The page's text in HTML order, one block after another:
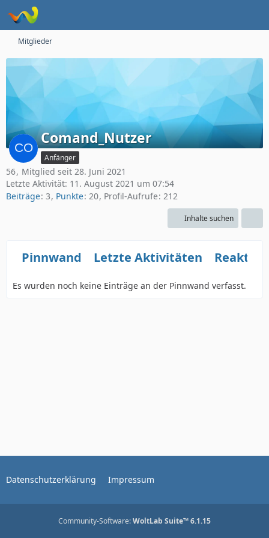
Mitglieder
Comand_Nutzer
Anfänger
56 Mitglied seit 28. Juni 2021
Letzte Aktivität: 11. August 2021 um 07:54
Beiträge 3 Punkte 20 Profil-Aufrufe 212
Inhalte suchen
Pinnwand Letzte Aktivitäten
Es wurden noch keine Einträge an der Pinnwand verfasst.
Datenschutzerklärung Impressum
Community-Software:WoltLab Suite™ 6.1.15